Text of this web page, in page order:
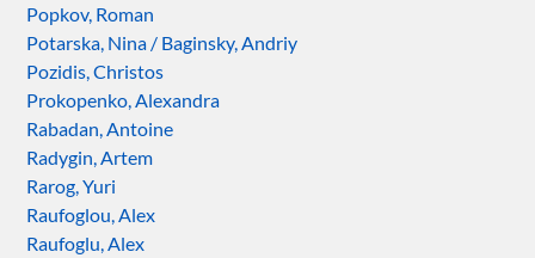
Popkov, Roman
Potarska, Nina / Baginsky, Andriy
Pozidis, Christos
Prokopenko, Alexandra
Rabadan, Antoine
Radygin, Artem
Rarog, Yuri
Raufoglou, Alex
Raufoglu, Alex